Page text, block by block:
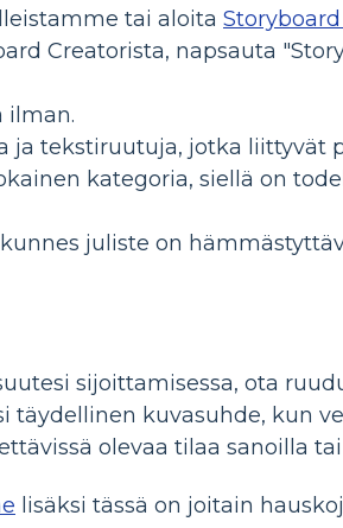
tai aloita
Creatorista, napsauta
ilman.
ja tekstiruutuja, jotka liittyvät
kategoria, siellä on
juliste on
sijoittamisessa, ota
täydellinen kuvasuhde, kun
olevaa tilaa sanoilla
lisäksi tässä on joitain